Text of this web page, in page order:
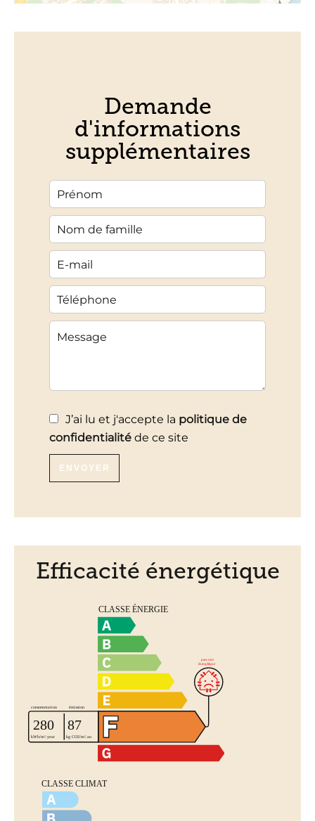
Demande
d'informations
supplémentaires
J’ai lu et j'accepte la politique de
confidentialité de ce site
ENVOYER
Efficacité énergétique